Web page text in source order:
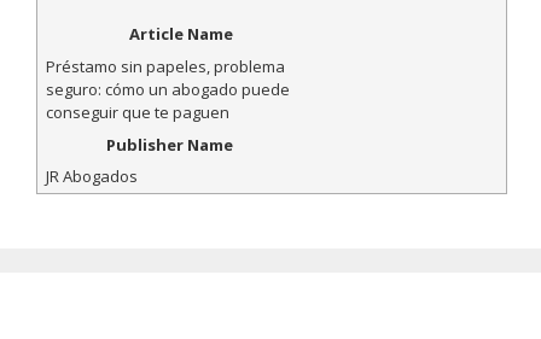
Article Name
Préstamo sin papeles, problema
seguro: cómo un abogado puede
conseguir que te paguen
Publisher Name
JR Abogados